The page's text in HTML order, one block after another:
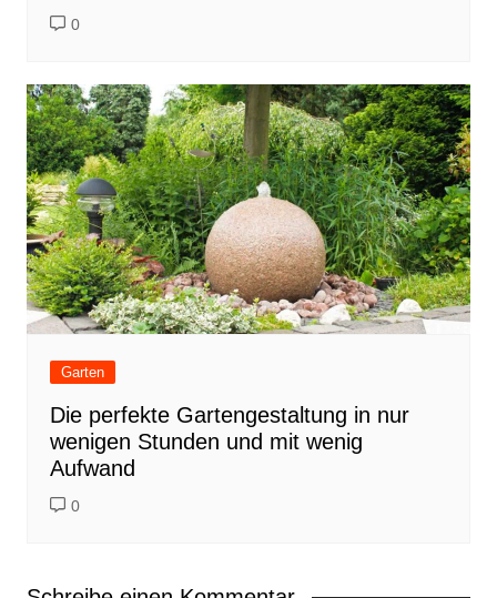
0
Garten
Die perfekte Gartengestaltung in nur
wenigen Stunden und mit wenig
Aufwand
0